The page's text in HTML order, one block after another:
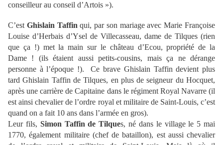
conseilleur au conseil d’Artois »).
C’est Ghislain Taffinqui, par son mariage avec Marie Françoise
Louise d’Herbais d’Ysel de Villecasseau, dame de Tilques (rien
que ça !) met la main sur le château d’Ecou, propriété de la
Dame ! (ils étaient aussi petits-cousins, mais ça ne dérange
personne à l’époque !). Ce brave Ghislain Taffin devient plus
tard Ghislain Taffin de Tilques, en plus de seigneur du Hocquet,
après une carrière de Capitaine dans le régiment Royal Navarre (il
est ainsi chevalier de l’ordre royal et militaire de Saint-Louis, c’est
quand on a fait 10 ans dans l’armée en gros).
Leur fils, Simon Taffin de Tilques, né dans le village le 5 mai
1770, également militaire (chef de bataillon), est aussi chevalier